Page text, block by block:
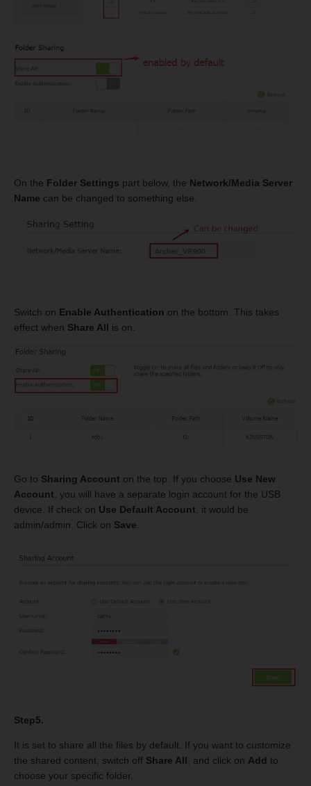
On the Folder Settings part below, the Network/Media Server
Name can be changed to something else.
Switch on Enable Authentication on the bottom. This takes
effect when Share All is on.
Go to Sharing Account on the top. If you choose Use New
Account , you will have a separate login account for the USB
device. If check on Use Default Account , it would be
admin/admin. Click on Save
Step5.
It is set to share all the files by default. If you want to customize
the shared content, switch off Share All , and click on Add to
choose your specific folder.